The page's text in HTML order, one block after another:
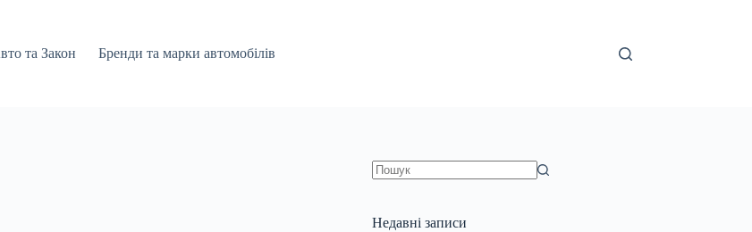
та Закон Бренди та марки автомобілів
Недавні записи